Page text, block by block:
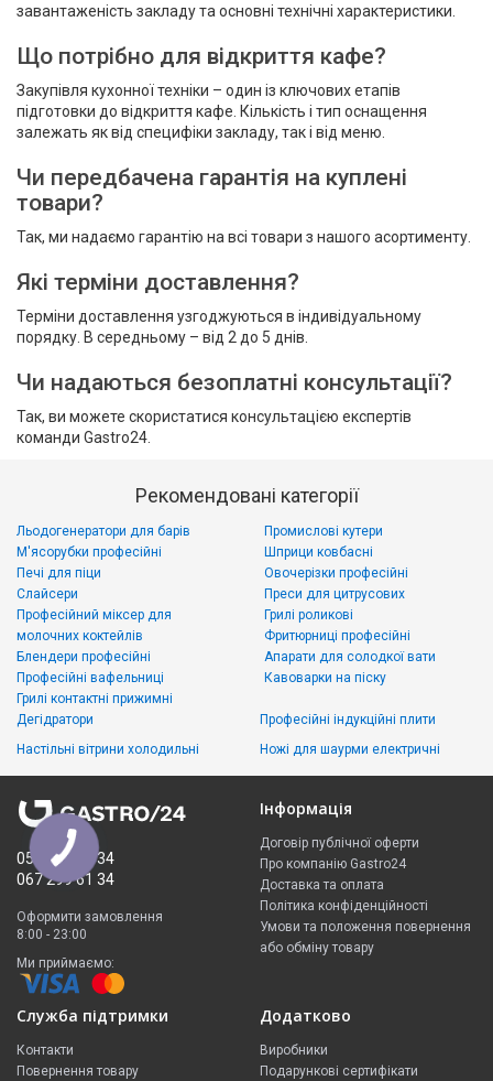
завантаженість закладу та основні технічні характеристики.
Що потрібно для відкриття кафе?
Закупівля кухонної техніки – один із ключових етапів
підготовки до відкриття кафе. Кількість і тип оснащення
залежать як від специфіки закладу, так і від меню.
Чи передбачена гарантія на куплені
товари?
Так, ми надаємо гарантію на всі товари з нашого асортименту.
Які терміни доставлення?
Терміни доставлення узгоджуються в індивідуальному
порядку. В середньому – від 2 до 5 днів.
Чи надаються безоплатні консультації?
Так, ви можете скористатися консультацією експертів
команди Gastro24.
Рекомендовані категорії
Льодогенератори для барів
М'ясорубки професійні
Печі для піци
Слайсери
Промислові кутери
Шприци ковбасні
Овочерізки професійні
Преси для цитрусових
Професійний міксер для
молочних коктейлів
Блендери професійні
Професійні вафельниці
Грилі контактні прижимні
Грилі роликові
Фритюрниці професійні
Апарати для солодкої вати
Кавоварки на піску
Дегідратори
Настільні вітрини холодильні
Професійні індукційні плити
Ножі для шаурми електричні
050 335 61 34
067 299 61 34
Оформити замовлення
8:00 - 23:00
Ми приймаємо:
Інформація
Договір публічної оферти
Про компанію Gastro24
Доставка та оплата
Політика конфіденційності
Умови та положення повернення
або обміну товару
Служба підтримки
Контакти
Повернення товару
Додатково
Виробники
Подарункові сертифікати